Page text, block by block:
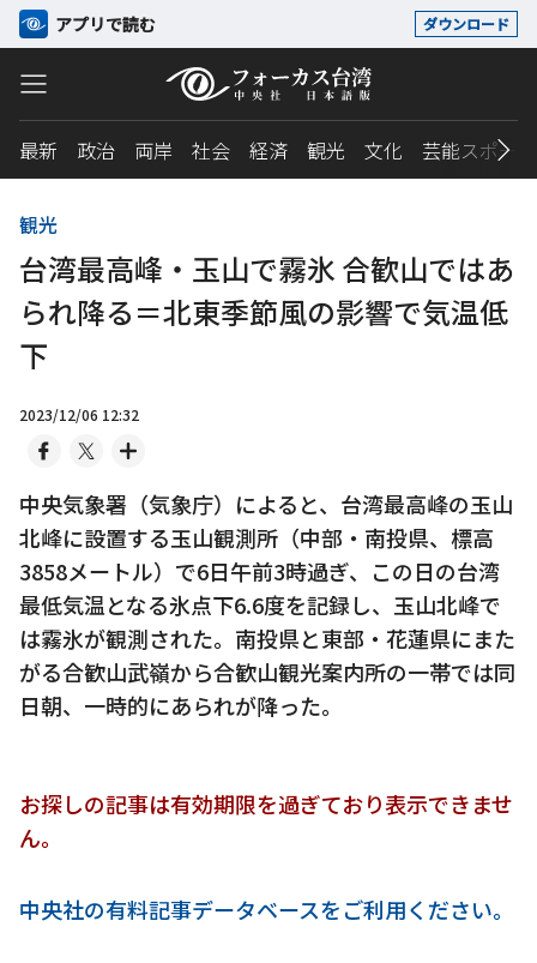
アプリで読む ダウンロード
最新 政治 両岸 社会 経済 観光 文化 芸能スポーツ
観光
台湾最高峰・玉山で霧氷 合歓山ではあ
られ降る＝北東季節風の影響で気温低
下
2023/12/06 12:32
中央気象署（気象庁）によると、台湾最高峰の玉山
北峰に設置する玉山観測所（中部・南投県、標高
3858メートル）で6日午前3時過ぎ、この日の台湾
最低気温となる氷点下6.6度を記録し、玉山北峰で
は霧氷が観測された。南投県と東部・花蓮県にまた
がる合歓山武嶺から合歓山観光案内所の一帯では同
日朝、一時的にあられが降った。
お探しの記事は有効期限を過ぎており表示できませ
ん。
中央社の有料記事データベースをご利用ください。